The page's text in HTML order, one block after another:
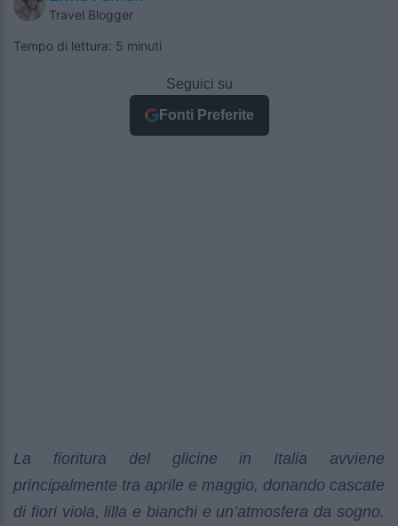
Travel Blogger
Tempo di lettura: 5 minuti
Seguici su
Fonti Preferite
La fioritura del glicine in Italia avviene
principalmente tra aprile e maggio, donando cascate
di fiori viola, lilla e bianchi e un’atmosfera da sogno.